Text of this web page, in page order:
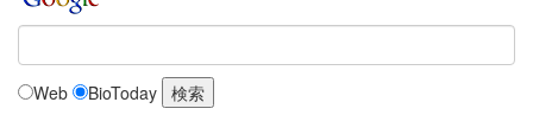
Web BioToday